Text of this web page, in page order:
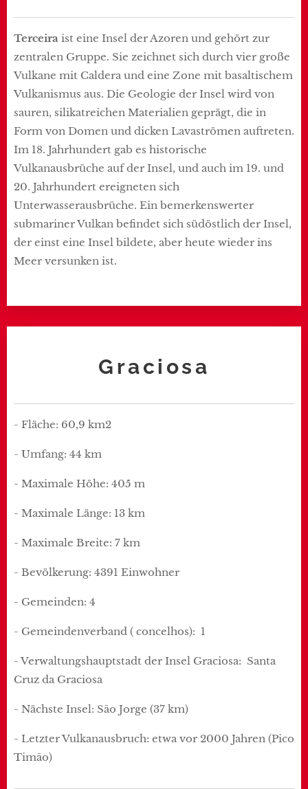
Terceira ist eine Insel der Azoren und gehört zur
zentralen Gruppe. Sie zeichnet sich durch vier große
Vulkane mit Caldera und eine Zone mit basaltischem
Vulkanismus aus. Die Geologie der Insel wird von
sauren, silikatreichen Materialien geprägt, die in
Form von Domen und dicken Lavaströmen auftreten.
Im 18. Jahrhundert gab es historische
Vulkanausbrüche auf der Insel, und auch im 19. und
20. Jahrhundert ereigneten sich
Unterwasserausbrüche. Ein bemerkenswerter
submariner Vulkan befindet sich südöstlich der Insel,
der einst eine Insel bildete, aber heute wieder ins
Meer versunken ist.
Graciosa
- Fläche: 60,9 km2
- Umfang: 44 km
- Maximale Höhe: 405 m
- Maximale Länge: 13 km
- Maximale Breite: 7 km
- Bevölkerung: 4391 Einwohner
- Gemeinden: 4
- Gemeindenverband ( concelhos): 1
- Verwaltungshauptstadt der Insel Graciosa: Santa
Cruz da Graciosa
- Nächste Insel: São Jorge (37 km)
- Letzter Vulkanausbruch: etwa vor 2000 Jahren (Pico
Timão)